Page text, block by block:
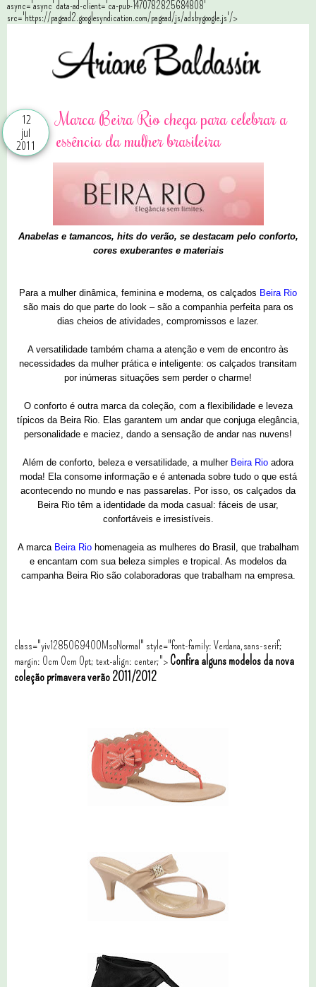
async='async' data-ad-client='ca-pub-1470782825684808'
src='https://pagead2.googlesyndication.com/pagead/js/adsbygoogle.js'/>
12
jul
2011
Marca Beira Rio chega para celebrar a
essência da mulher brasileira
Anabelas e tamancos, hits do verão, se destacam pelo conforto,
cores exuberantes e materiais
Para a mulher dinâmica, feminina e moderna, os calçados Beira Rio
são mais do que parte do look – são a companhia perfeita para os
dias cheios de atividades, compromissos e lazer.
A versatilidade também chama a atenção e vem de encontro às
necessidades da mulher prática e inteligente: os calçados transitam
por inúmeras situações sem perder o charme!
O conforto é outra marca da coleção, com a flexibilidade e leveza
típicos da Beira Rio. Elas garantem um andar que conjuga elegância,
personalidade e maciez, dando a sensação de andar nas nuvens!
Além de conforto, beleza e versatilidade, a mulher Beira Rio adora
moda! Ela consome informação e é antenada sobre tudo o que está
acontecendo no mundo e nas passarelas. Por isso, os calçados da
Beira Rio têm a identidade da moda casual: fáceis de usar,
confortáveis e irresistíveis.
A marca Beira Riohomenageia as mulheres do Brasil, que trabalham
e encantam com sua beleza simples e tropical. As modelos da
campanha Beira Rio são colaboradoras que trabalham na empresa.
class="yiv1285069400MsoNormal" style="font-family: Verdana,sans-serif;
margin: 0cm 0cm 0pt; text-align: center;"> Confira alguns modelos da nova
coleção primavera verão 2011/2012